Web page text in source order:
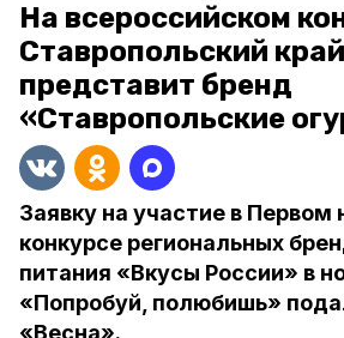
На всероссийском
Ставропольский край
представит бренд
«Ставропольские
Заявку на участие в Первом
конкурсе региональных
питания «Вкусы России» в
«Попробуй, полюбишь»
«Весна».